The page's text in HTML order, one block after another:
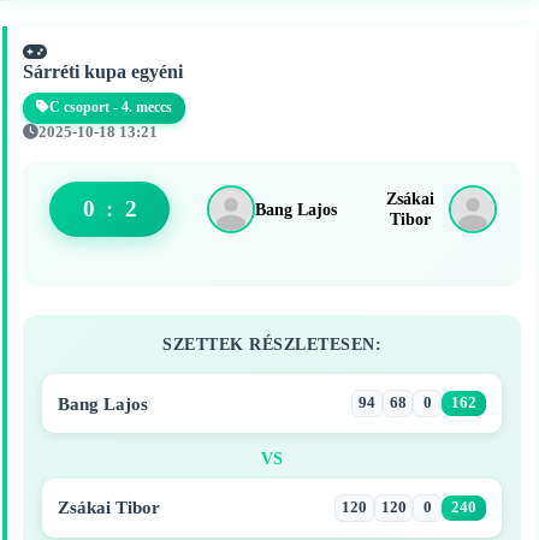
Sárréti kupa egyéni
C csoport - 4. meccs
2025-10-18 13:21
Bang Lajos
0 : 2
Zsákai
Tibor
SZETTEK RÉSZLETESEN:
Bang Lajos 94 68 0 162
VS
Zsákai Tibor 120 120 0 240